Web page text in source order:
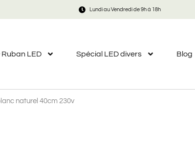
Lundi au Vendredi de 9h à 18h
Ruban LED Spécial LED divers Blog
naturel 40cm 230v